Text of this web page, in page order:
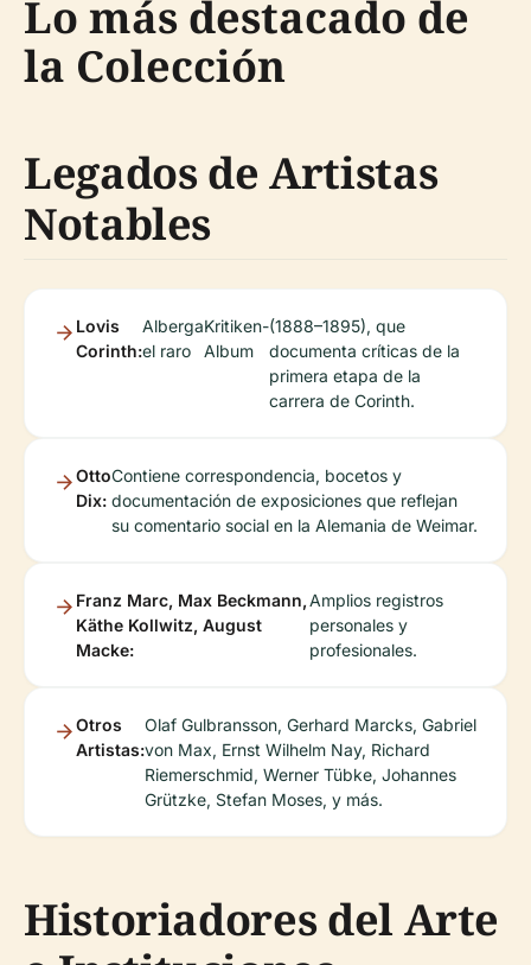
Lo más destacado de
la Colección
Legados de Artistas
Notables
Lovis
Corinth:
Alberga
el raro
Kritiken-
Album
(1888–1895), que
documenta críticas de la
primera etapa de la
carrera de Corinth.
Otto
Dix:
Contiene correspondencia, bocetos y
documentación de exposiciones que reflejan
su comentario social en la Alemania de Weimar.
Franz Marc, Max Beckmann,
Käthe Kollwitz, August
Macke:
Amplios registros
personales y
profesionales.
Otros
Artistas:
Olaf Gulbransson, Gerhard Marcks, Gabriel
von Max, Ernst Wilhelm Nay, Richard
Riemerschmid, Werner Tübke, Johannes
Grützke, Stefan Moses, y más.
Historiadores del Arte